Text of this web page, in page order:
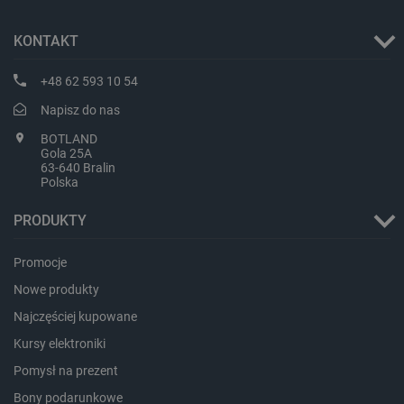
KONTAKT
+48 62 593 10 54
Napisz do nas
BOTLAND
Gola 25A
63-640 Bralin
Polska
PRODUKTY
Promocje
Nowe produkty
Najczęściej kupowane
Kursy elektroniki
Pomysł na prezent
Bony podarunkowe